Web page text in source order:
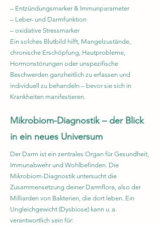
– Entzündungsmarker & Immunparameter
– Leber- und Darmfunktion
– oxidative Stressmarker
Ein solches Blutbild hilft, Mangelzustände,
chronische Erschöpfung, Hautprobleme,
Hormonstörungen oder unspezifische
Beschwerden ganzheitlich zu erfassen und
individuell zu behandeln – bevor sie sich in
Krankheiten manifestieren.
Mikrobiom-Diagnostik – der Blick
in ein neues Universum
Der Darm ist ein zentrales Organ für Gesundheit,
Immunabwehr und Wohlbefinden. Die
Mikrobiom-Diagnostik untersucht die
Zusammensetzung deiner Darmflora, also der
Milliarden von Bakterien, die dort leben. Ein
Ungleichgewicht (Dysbiose) kann u. a.
verantwortlich sein für: